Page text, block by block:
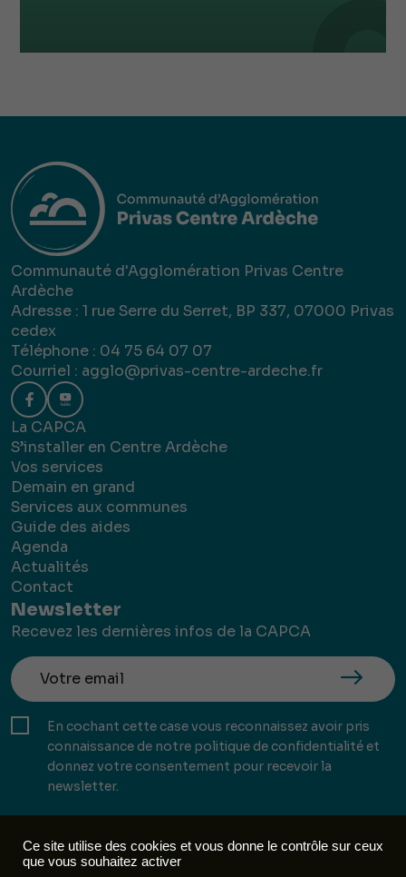
Communauté d'Agglomération Privas Centre
Ardèche
Adresse : 1 rue Serre du Serret, BP 337, 07000 Privas
cedex
Téléphone : 04 75 64 07 07
Courriel : agglo@privas-centre-ardeche.fr
La CAPCA
S’installer en Centre Ardèche
Vos services
Demain en grand
Services aux communes
Guide des aides
Agenda
Actualités
Contact
Newsletter
Recevez les dernières infos de la CAPCA
En cochant cette case vous reconnaissez avoir pris
connaissance de notre politique de confidentialité et
donnez votre consentement pour recevoir la
newsletter.
Ce site utilise des cookies et vous donne le contrôle sur ceux
que vous souhaitez activer